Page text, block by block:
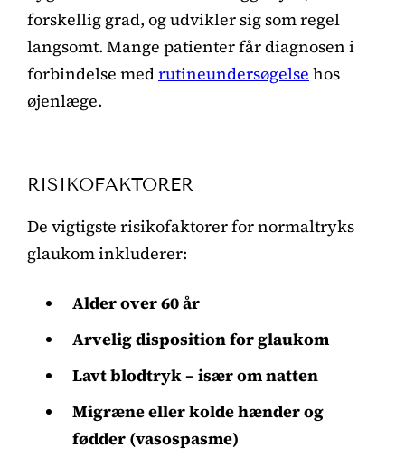
forskellig grad, og udvikler sig som regel
langsomt. Mange patienter får diagnosen i
forbindelse medrutineundersøgelse hos
øjenlæge.
RISIKOFAKTORER
De vigtigste risikofaktorer for normaltryks
glaukom inkluderer:
Alder over 60 år
Arvelig disposition for glaukom
Lavt blodtryk – især om natten
Migræne eller kolde hænder og
fødder (vasospasme)